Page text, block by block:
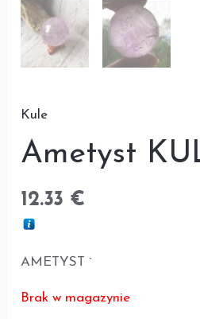
Kule
Ametyst
12.33 €
AMETYST `
Brak w magazynie